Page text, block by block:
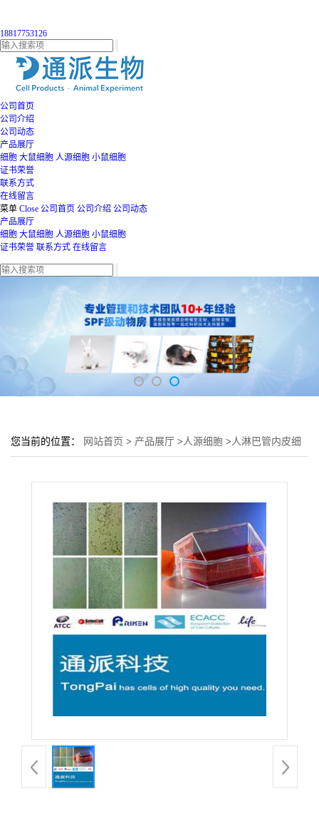
18817753126
公司首页
公司介绍
公司动态
产品展厅
细胞 大鼠细胞 人源细胞 小鼠细胞
证书荣誉
联系方式
在线留言
菜单 Close 公司首页 公司介绍 公司动态
产品展厅
细胞 大鼠细胞 人源细胞 小鼠细胞
证书荣誉 联系方式 在线留言
您当前的位置： 网站首页 > 产品展厅 >人源细胞 >人淋巴管内皮细